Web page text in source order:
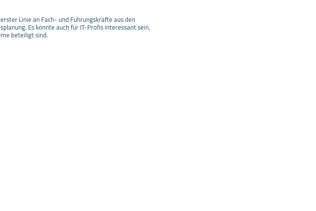
Linie an Fach- und Führungskräfte aus den
Es könnte auch für IT-Profis interessant sein,
beteiligt sind.